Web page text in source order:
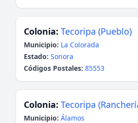
Colonia: Tecoripa (Pueblo)
Municipio: La Colorada
Estado: Sonora
Códigos Postales: 85553
Colonia: Tecoripa
Municipio: Álamos